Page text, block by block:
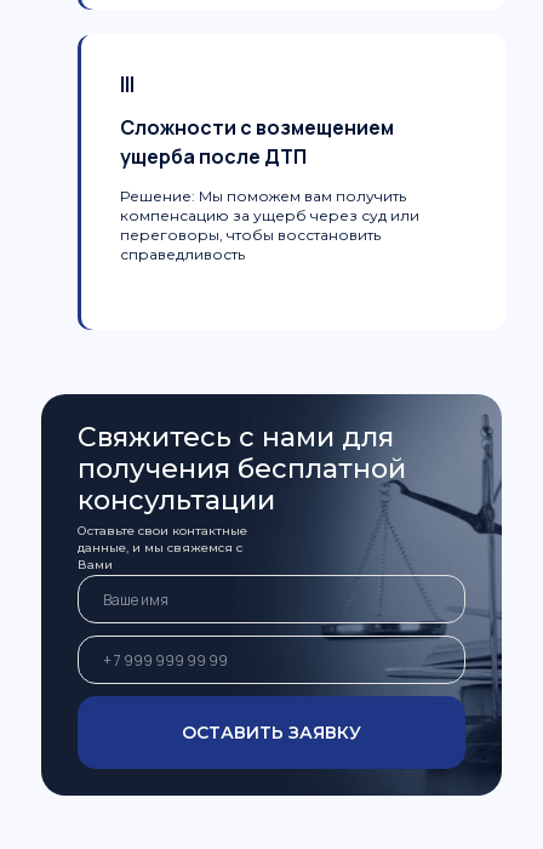
Решение: Мы поможем вам получить
компенсацию за ущерб через суд или
переговоры, чтобы восстановить
справедливость
Сложности с возмещением
ущерба после ДТП
III
Свяжитесь с нами для
получения бесплатной
консультации
Оставьте свои контактные
данные, и мы свяжемся с
Вами
ОСТАВИТЬ ЗАЯВКУ